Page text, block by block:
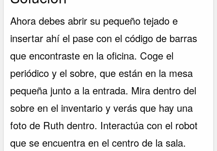
Ahora debes abrir su pequeño tejado e
insertar ahí el pase con el código de barras
que encontraste en la oficina. Coge el
periódico y el sobre, que están en la mesa
pequeña junto a la entrada. Mira dentro del
sobre en el inventario y verás que hay una
foto de Ruth dentro. Interactúa con el robot
que se encuentra en el centro de la sala.